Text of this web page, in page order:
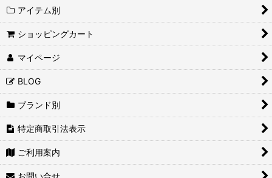
アイテム別
ショッピングカート
マイページ
BLOG
ブランド別
特定商取引法表示
ご利用案内